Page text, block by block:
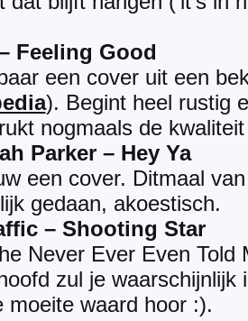
Feeling Good
een cover uit een
). Begint heel rustig
nogmaals de
Parker – Hey Ya
een cover. Ditmaal van
gedaan, akoestisch.
– Shooting Star
Never Ever Even Told
zul je waarschijnlijk
moeite waard hoor :).